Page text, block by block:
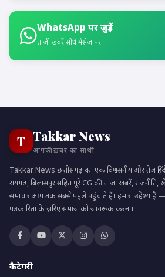
WhatsApp पर जुड़ें
ताज़ी खबरें सीधे मैसेज पर
T Takkar News
आपकी ख़बर का साथी
Takkar News छत्तीसगढ़ का एक विश्वसनीय और तेज़ हिंदी
रायगढ़, बिलासपुर सहित पूरे CG की ताज़ा खबरें, राजनीति,
समाचार आप तक सबसे पहले पहुंचाते हैं। हमारा उद्देश्य है —
पत्रकारिता के ज़रिए समाज को जागरूक करना।
कैटेगरी